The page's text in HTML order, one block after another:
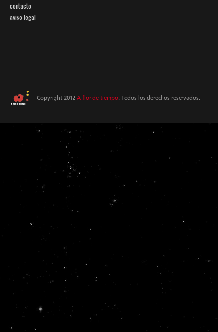
contacto
aviso legal
Copyright 2012 A flor de tiempo. Todos los derechos reservados.